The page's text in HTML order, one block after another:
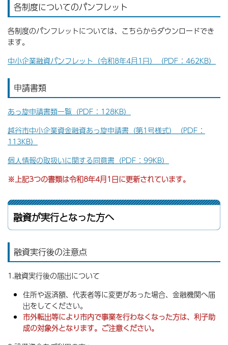
各制度についてのパンフレット
各制度のパンフレットについては、こちらからダウンロードでき
ます。
中小企業融資パンフレット（令和8年4月1日）（PDF：462KB）
申請書類
あっ旋申請書類一覧（PDF：128KB）
越谷市中小企業資金融資あっ旋申請書（第1号様式）（PDF：
113KB）
個人情報の取扱いに関する同意書（PDF：99KB）
※上記3つの書類は令和8年4月1日に更新されています。
融資が実行となった方へ
融資実行後の注意点
1.融資実行後の届出について
住所や返済額、代表者等に変更があった場合、金融機関へ届
出をしてください。
市外転出等により市内で事業を行わなくなった方は、利子助
成の対象外となります。ご注意ください。